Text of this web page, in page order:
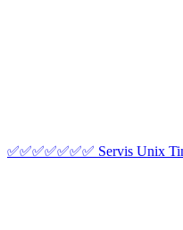
✅✅✅✅✅✅✅ Servis Unix